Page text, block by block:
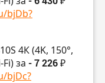
bjDb?
4К (4K, 150°,
за - 7 226 ₽
bjDc?